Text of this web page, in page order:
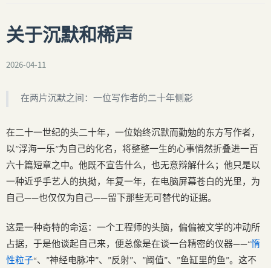
关于沉默和稀声
2026-04-11
在两片沉默之间：一位写作者的二十年侧影
在二十一世纪的头二十年，一位始终沉默而勤勉的东方写作者，
以”浮海一乐”为自己的化名，将整整一生的心事悄然折叠进一百
六十篇短章之中。他既不宣告什么，也无意辩解什么；他只是以
一种近乎手艺人的执拗，年复一年，在电脑屏幕苍白的光里，为
自己——也仅仅为自己——留下那些无可替代的证据。
这是一种奇特的命运：一个工程师的头脑，偏偏被文学的冲动所
占据，于是他谈起自己来，便总像是在谈一台精密的仪器——“惰
性粒子“、”神经电脉冲”、”反射”、”阈值”、”鱼缸里的鱼”。这不